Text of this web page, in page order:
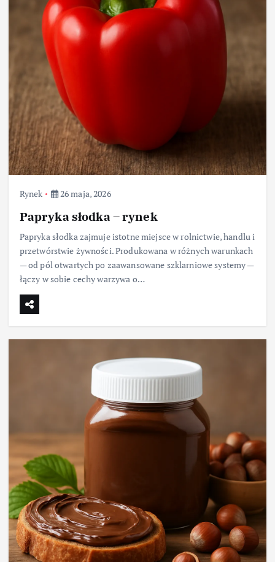
Rynek 26 maja, 2026
Papryka słodka – rynek
Papryka słodka zajmuje istotne miejsce w rolnictwie, handlu i
przetwórstwie żywności. Produkowana w różnych warunkach
— od pól otwartych po zaawansowane szklarniowe systemy —
łączy w sobie cechy warzywa o…